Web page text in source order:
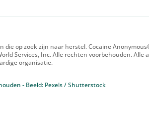
op zoek zijn naar herstel. Cocaine
Services, Inc. Alle rechten voorbehouden.
organisatie.
- Beeld: Pexels / Shutterstock